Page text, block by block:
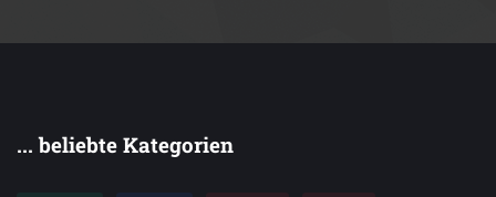
... beliebte Kategorien